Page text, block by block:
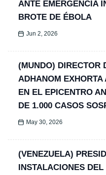
ANTE EMERGENCIA
BROTE DE ÉBOLA
Jun 2, 2026
(MUNDO) DIRECTOR
ADHANOM
EN EL EPICENTRO
DE 1.000 CASOS
May 30, 2026
(VENEZUELA)
INSTALACIONES